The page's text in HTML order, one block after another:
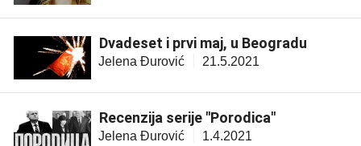
Dvadeset i prvi maj, u Beogradu
Jelena Đurović 21.5.2021
Recenzija serije "Porodica"
Jelena Đurović 1.4.2021